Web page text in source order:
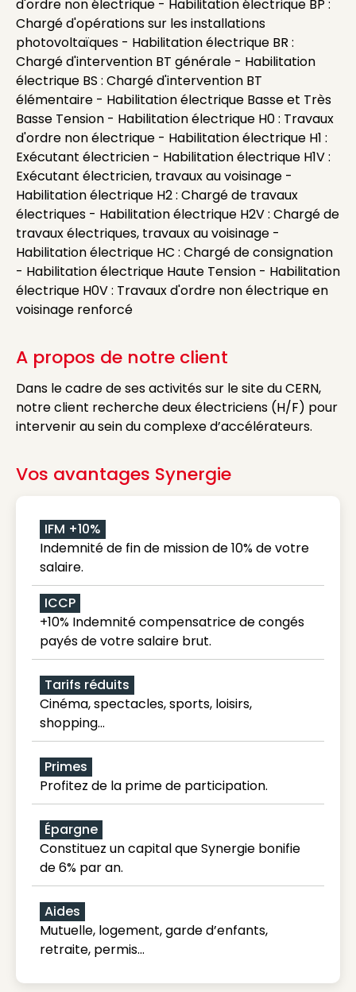
d'ordre non électrique - Habilitation électrique BP :
Chargé d'opérations sur les installations
photovoltaïques - Habilitation électrique BR :
Chargé d'intervention BT générale - Habilitation
électrique BS : Chargé d'intervention BT
élémentaire - Habilitation électrique Basse et Très
Basse Tension - Habilitation électrique H0 : Travaux
d'ordre non électrique - Habilitation électrique H1 :
Exécutant électricien - Habilitation électrique H1V :
Exécutant électricien, travaux au voisinage -
Habilitation électrique H2 : Chargé de travaux
électriques - Habilitation électrique H2V : Chargé de
travaux électriques, travaux au voisinage -
Habilitation électrique HC : Chargé de consignation
- Habilitation électrique Haute Tension - Habilitation
électrique H0V : Travaux d'ordre non électrique en
voisinage renforcé
A propos de notre client
Dans le cadre de ses activités sur le site du CERN,
notre client recherche deux électriciens (H/F) pour
intervenir au sein du complexe d’accélérateurs.
Vos avantages Synergie
IFM +10%
Indemnité de fin de mission de 10% de votre
salaire.
ICCP
+10% Indemnité compensatrice de congés
payés de votre salaire brut.
Tarifs réduits
Cinéma, spectacles, sports, loisirs,
shopping...
Primes
Profitez de la prime de participation.
Épargne
Constituez un capital que Synergie bonifie
de 6% par an.
Aides
Mutuelle, logement, garde d’enfants,
retraite, permis…